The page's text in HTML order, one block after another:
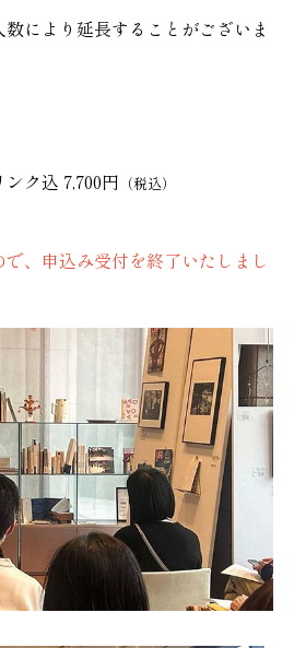
により延長することがございま
ク込 7,700円 （税込）
、申込み受付を終了いたしまし